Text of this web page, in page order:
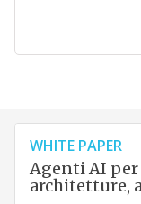
WHITE PAPER
Agenti AI per
architetture,